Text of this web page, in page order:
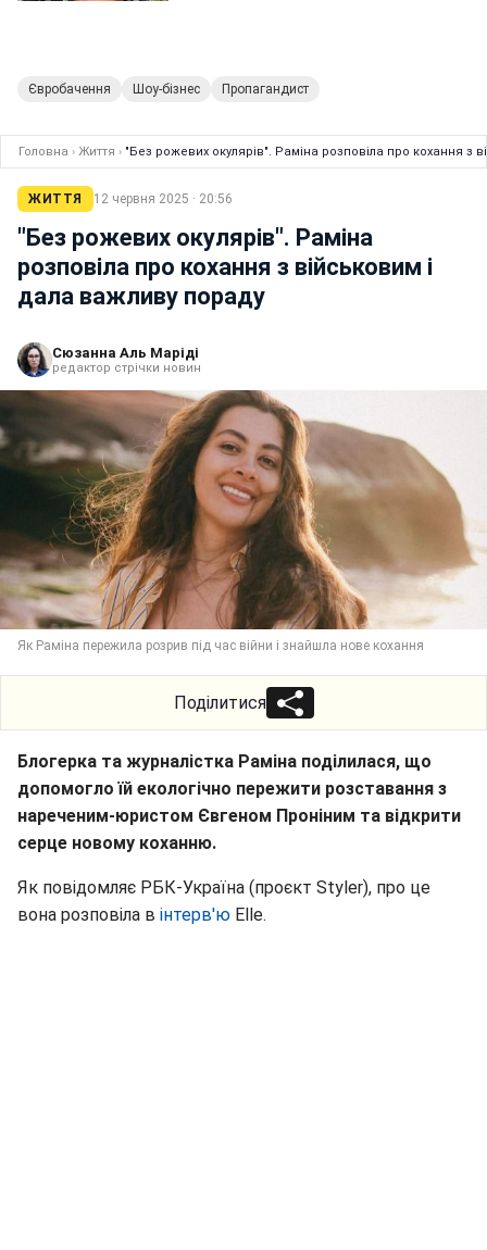
Євробачення Шоу-бізнес Пропагандист
Головна › Життя › "Без рожевих окулярів". Раміна розповіла про кохання з
ЖИТТЯ 12 червня 2025 · 20:56
"Без рожевих окулярів". Раміна
розповіла про кохання з військовим і
дала важливу пораду
Сюзанна Аль Маріді
редактор стрічки новин
Як Раміна пережила розрив під час війни і знайшла нове кохання
Поділитися
Блогерка та журналістка Раміна поділилася, що
допомогло їй екологічно пережити розставання з
нареченим-юристом Євгеном Проніним та відкрити
серце новому коханню.
Як повідомляє РБК-Україна (проєкт Styler), про це
вона розповіла в інтерв'ю Elle.